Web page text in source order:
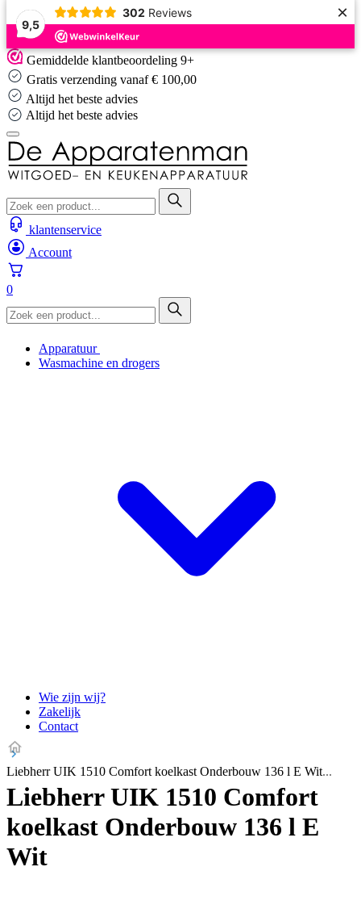
9,5
302 Reviews ×
Skip
to
content
Gemiddelde klantbeoordeling 9+
Gratis verzending vanaf € 100,00
Altijd het beste advies
Altijd het beste advies
klantenservice
Account
0
Apparatuur
Wasmachine en drogers
Wie zijn wij?
Zakelijk
Contact
Liebherr UIK 1510 Comfort koelkast Onderbouw 136 l E Wit
Liebherr UIK 1510 Comfort
koelkast Onderbouw 136 l E
Wit